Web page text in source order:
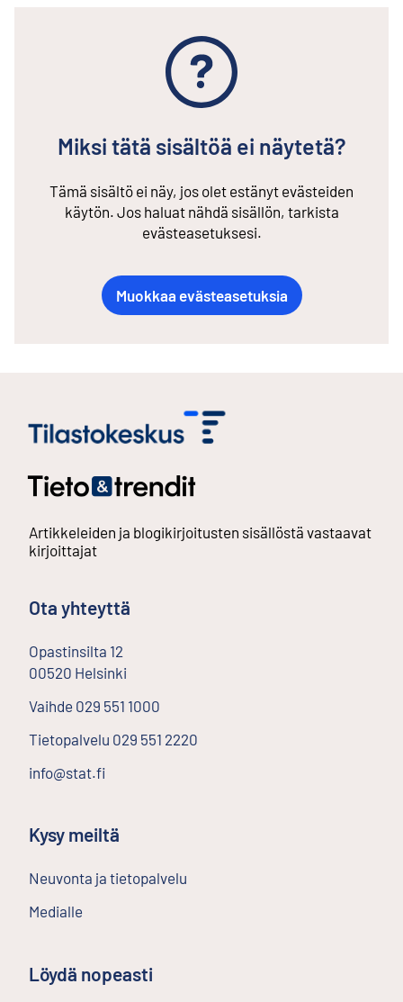
Miksi tätä sisältöä ei näytetä?
Tämä sisältö ei näy, jos olet estänyt evästeiden
käytön. Jos haluat nähdä sisällön, tarkista
evästeasetuksesi.
Muokkaa evästeasetuksia
Artikkeleiden ja blogikirjoitusten sisällöstä vastaavat
kirjoittajat
Ota yhteyttä
Opastinsilta 12
00520 Helsinki
Vaihde 029 551 1000
Tietopalvelu 029 551 2220
info@stat.fi
Kysy meiltä
Neuvonta ja tietopalvelu
Medialle
Löydä nopeasti